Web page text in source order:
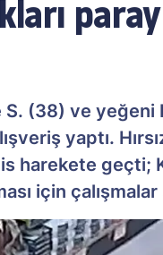
(38) ve yeğeni
yaptı.
harekete geçti;
için